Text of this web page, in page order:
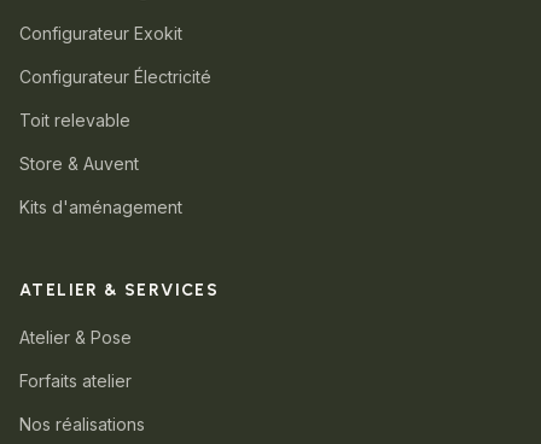
Configurateur Exokit
Configurateur Électricité
Toit relevable
Store & Auvent
Kits d'aménagement
ATELIER & SERVICES
Atelier & Pose
Forfaits atelier
Nos réalisations